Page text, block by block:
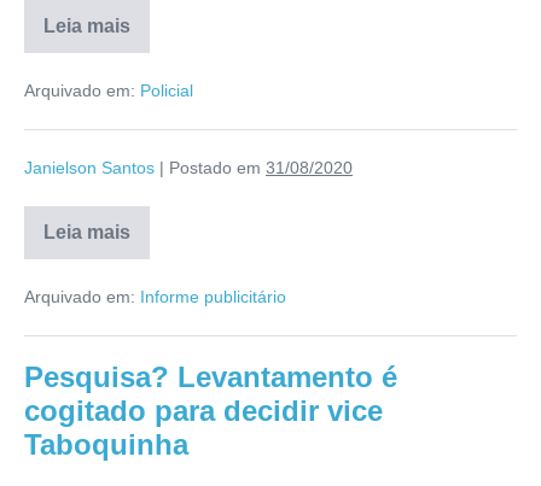
Leia mais
Arquivado em: Policial
Janielson Santos | Postado em 31/08/2020
Leia mais
Arquivado em: Informe publicitário
Pesquisa? Levantamento é
cogitado para decidir vice
Taboquinha